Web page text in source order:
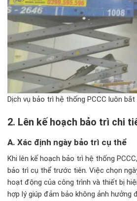
Dịch vụ bảo trì hệ thống PCCC luôn
2. Lên kế hoạch bảo trì chi ti
A. Xác định ngày bảo trì cụ thể
Khi lên kế hoạch bảo trì hệ thống
bảo trì cụ thể trước tiên. Việc chọn
hoạt động của công trình và thiết bị
hợp lý giúp đảm bảo không ảnh hưởng